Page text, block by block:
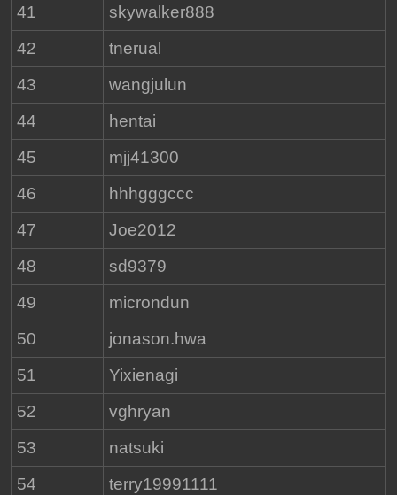
41
skywalker888
42
tnerual
43
wangjulun
44
hentai
45
mjj41300
46
hhhgggccc
47
Joe2012
48
sd9379
49
microndun
50
jonason.hwa
51
Yixienagi
52
vghryan
53
natsuki
54
terry19991111